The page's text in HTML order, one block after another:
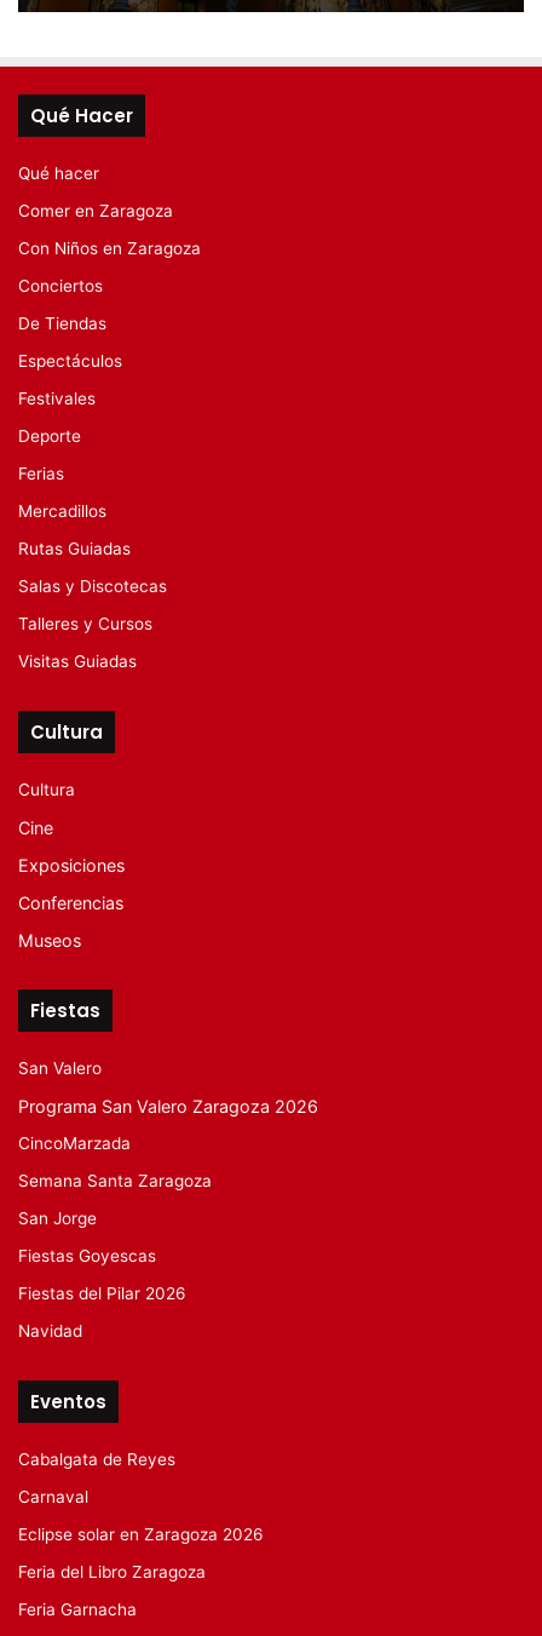
Qué Hacer
Qué hacer
Comer en Zaragoza
Con Niños en Zaragoza
Conciertos
De Tiendas
Espectáculos
Festivales
Deporte
Ferias
Mercadillos
Rutas Guiadas
Salas y Discotecas
Talleres y Cursos
Visitas Guiadas
Cultura
Cultura
Cine
Exposiciones
Conferencias
Museos
Fiestas
San Valero
Programa San Valero Zaragoza 2026
CincoMarzada
Semana Santa Zaragoza
San Jorge
Fiestas Goyescas
Fiestas del Pilar 2026
Navidad
Eventos
Cabalgata de Reyes
Carnaval
Eclipse solar en Zaragoza 2026
Feria del Libro Zaragoza
Feria Garnacha